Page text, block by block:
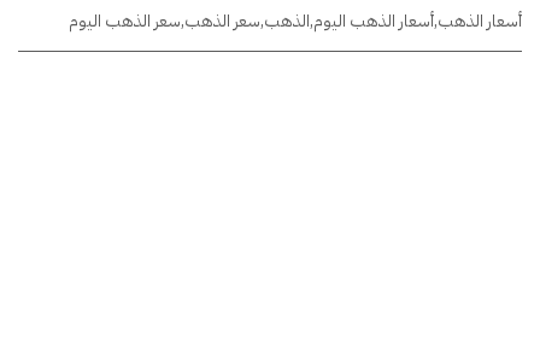
أسعار الذهب,أسعار الذهب اليوم,الذهب,سعر الذهب,سعر الذهب اليوم